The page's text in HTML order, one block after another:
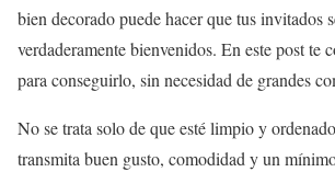
bien decorado puede hacer que tus invitados
verdaderamente bienvenidos. En este post te
para conseguirlo, sin necesidad de grandes
No se trata solo de que esté limpio y
transmita buen gusto, comodidad y un